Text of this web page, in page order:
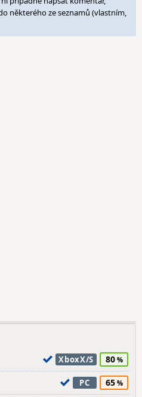
některého ze seznamů (vlastním,
XboxX/S 80
PC 65